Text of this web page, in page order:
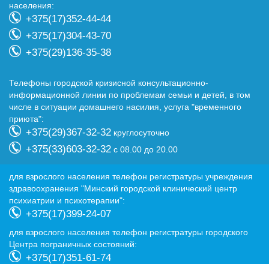
населения:
+375(17)352-44-44
+375(17)304-43-70
+375(29)136-35-38
Телефоны городской кризисной консультационно-
информационной линии по проблемам семьи и детей, в том
числе в ситуации домашнего насилия, услуга "временного
приюта":
+375(29)367-32-32 круглосуточно
+375(33)603-32-32 с 08.00 до 20.00
для взрослого населения телефон регистратуры учреждения
здравоохранения "Минский городской клинический центр
психиатрии и психотерапии":
+375(17)399-24-07
для взрослого населения телефон регистратуры городского
Центра пограничных состояний:
+375(17)351-61-74